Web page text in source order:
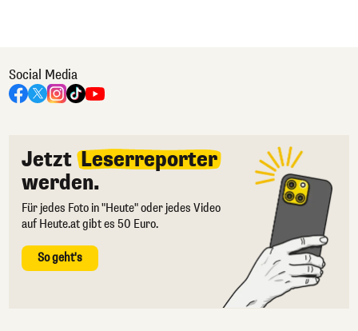
Social Media
Jetzt Leserreporter
werden.
Für jedes Foto in "Heute" oder jedes Video
auf Heute.at gibt es 50 Euro.
So geht's